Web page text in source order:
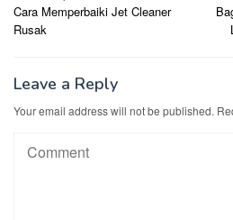
navigation
Cara Memperbaiki Jet Cleaner
Rusak
Leave a Reply
Your email address will not be published.